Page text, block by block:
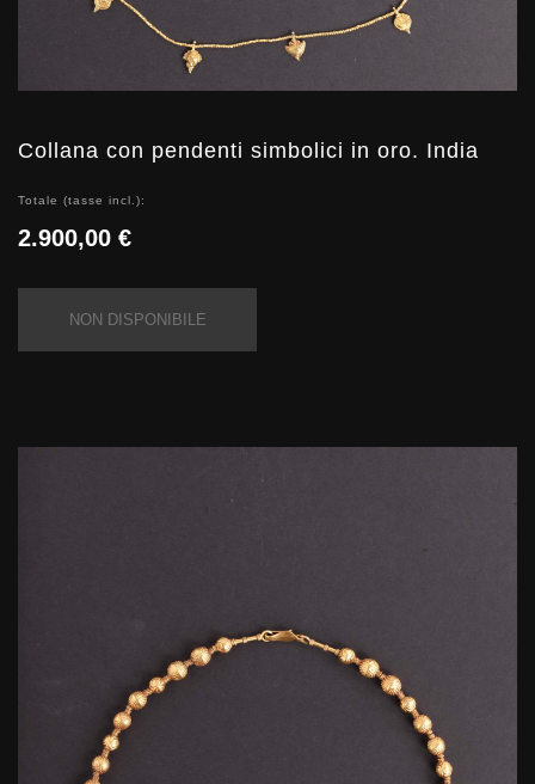
Collana con pendenti simbolici in oro. India
Totale (tasse incl.):
2.900,00 €
NON DISPONIBILE